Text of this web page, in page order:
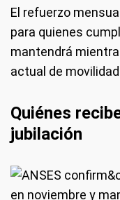
El refuerzo
para quienes
mantendrá
actual de
Quiénes
jubilación